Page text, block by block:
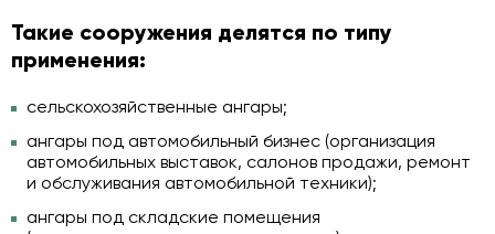
Такие сооружения делятся по типу
применения:
сельскохозяйственные ангары;
ангары под автомобильный бизнес (организация
автомобильных выставок, салонов продажи, ремонт
и обслуживания автомобильной техники);
ангары под складские помещения